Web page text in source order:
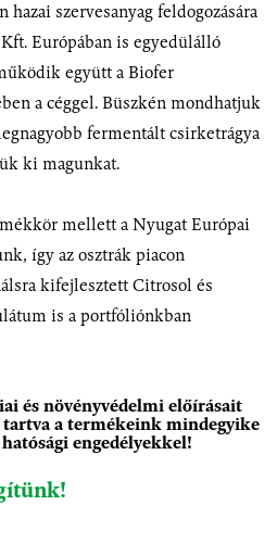
szervesanyag feldogozására
Európában is egyedülálló
együtt a Biofer
a céggel. Büszkén mondhatjuk
fermentált csirketrágya
ki magunkat.
mellett a Nyugat Európai
így az osztrák piacon
kifejlesztett Citrosol és
is a portfóliónkban
és növényvédelmi előírásait
a termékeink mindegyike
engedélyekkel!